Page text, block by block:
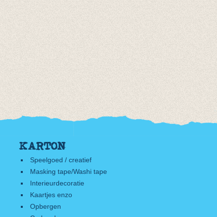
KARTON
Speelgoed / creatief
Masking tape/Washi tape
Interieurdecoratie
Kaartjes enzo
Opbergen